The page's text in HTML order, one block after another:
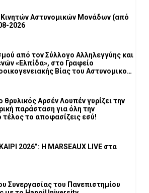
Αστυνομικών Μονάδων (από
2026
από τον Σύλλογο Αλληλεγγύης και
«Ελπίδα», στο Γραφείο
Βίας του Αστυνομικού
θρυλικός Αρσέν Λουπέν γυρίζει την
παράσταση για όλη την
όπου το τέλος το αποφασίζεις εσύ!
2026”: Η MARSEAUX LIVE στα
Συνεργασίας του Πανεπιστημίου